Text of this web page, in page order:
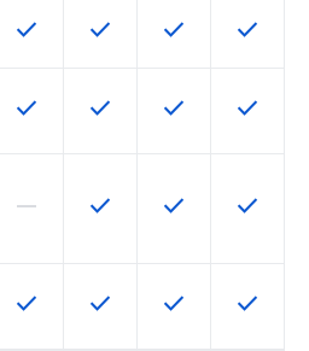
该 SKU 提供此功能
check 该 SKU 提供此功能
check 该 SKU 提供此功
check 该 SKU
check
该 SKU 提供此功能
check 该 SKU 提供此功能
check 该 SKU 提供此功
check 该 SKU
check
该 SKU 不支持此功能
horizontal_rule 该 SKU 提供此功能
check 该 SKU 提供此功
check 该 SKU
check
该 SKU 提供此功能
check 该 SKU 提供此功能
check 该 SKU 提供此功
check 该 SKU
check